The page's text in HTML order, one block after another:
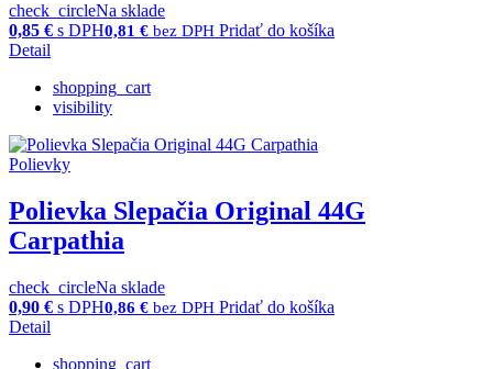
check_circleNa sklade
0,85 € s DPH0,81 € bez DPH Pridať do košíka
Detail
shopping_cart
visibility
Polievky
Polievka Slepačia Original 44G
Carpathia
check_circleNa sklade
0,90 € s DPH0,86 € bez DPH Pridať do košíka
Detail
shopping_cart